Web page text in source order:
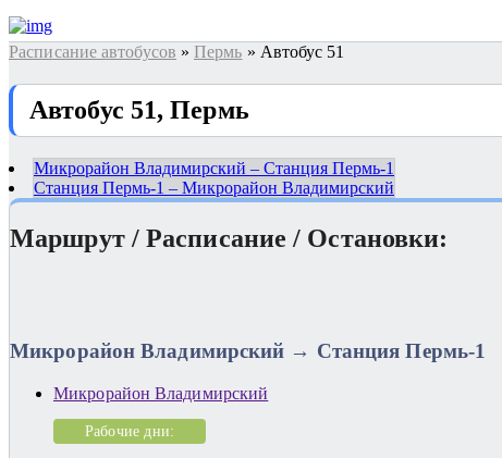
Расписание автобусов » Пермь » Автобус 51
Автобус 51, Пермь
Микрорайон Владимирский – Станция Пермь-1
Станция Пермь-1 – Микрорайон Владимирский
Маршрут / Расписание / Остановки:
Микрорайон Владимирский → Станция Пермь-1
Микрорайон Владимирский
Рабочие дни: